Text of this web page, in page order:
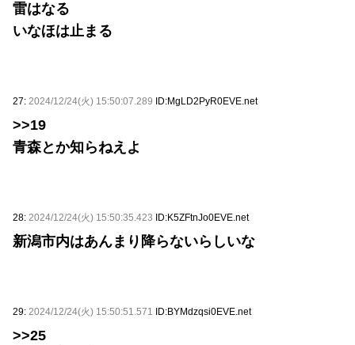
雷はなる
いなほは止まる
27: 2024/12/24(火) 15:50:07.289 ID:MgLD2PyR0EVE.net
>>19
青森とか知らねえよ
28: 2024/12/24(火) 15:50:35.423 ID:K5ZFtnJo0EVE.net
新潟市内はあんまり降らないらしいな
29: 2024/12/24(火) 15:50:51.571 ID:BYMdzqsi0EVE.net
>>25